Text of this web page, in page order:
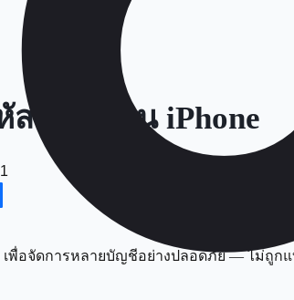
สยืนยันบน iPhone
เพื่อจัดการหลายบัญชีอย่างปลอดภัย — ไม่ถูก